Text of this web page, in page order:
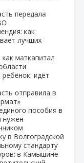
передала
как
лучших
маткапитал
идёт
отправила в
пособия в
нужен
в Волгоградской
стандарту
в Камышине